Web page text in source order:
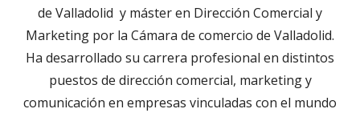
de Valladolid y máster en Dirección Comercial y
Marketing por la Cámara de comercio de Valladolid.
Ha desarrollado su carrera profesional en distintos
puestos de dirección comercial, marketing y
comunicación en empresas vinculadas con el mundo